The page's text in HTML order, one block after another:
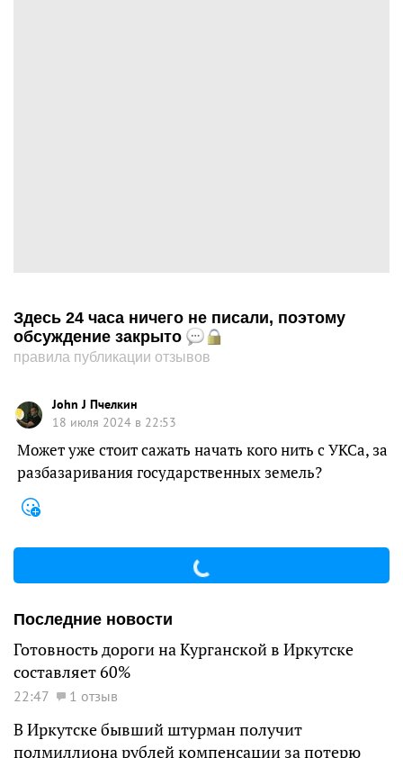
Здесь 24 часа ничего не писали, поэтому
обсуждение закрыто
правила публикации отзывов
John J Пчелкин
18 июля 2024 в 22:53
Может уже стоит сажать начать кого нить с УКСа, за
разбазаривания государственных земель?
Последние новости
Готовность дороги на Курганской в Иркутске
составляет 60%
22:47 1 отзыв
В Иркутске бывший штурман получит
полмиллиона рублей компенсации за потерю